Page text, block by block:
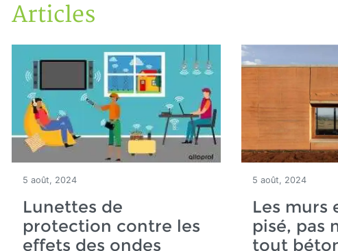
Accueil
Articles
Articles
5 août, 2024
Lunettes de
protection contre les
effets des ondes
5 août, 2024
Les murs
pisé, pas
tout